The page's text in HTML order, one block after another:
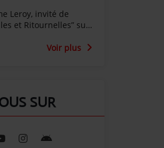
Leroy, invité de
et Ritournelles” sur
Voir plus
SUR